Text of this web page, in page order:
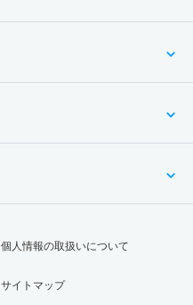
個人情報の取扱いについて
サイトマップ